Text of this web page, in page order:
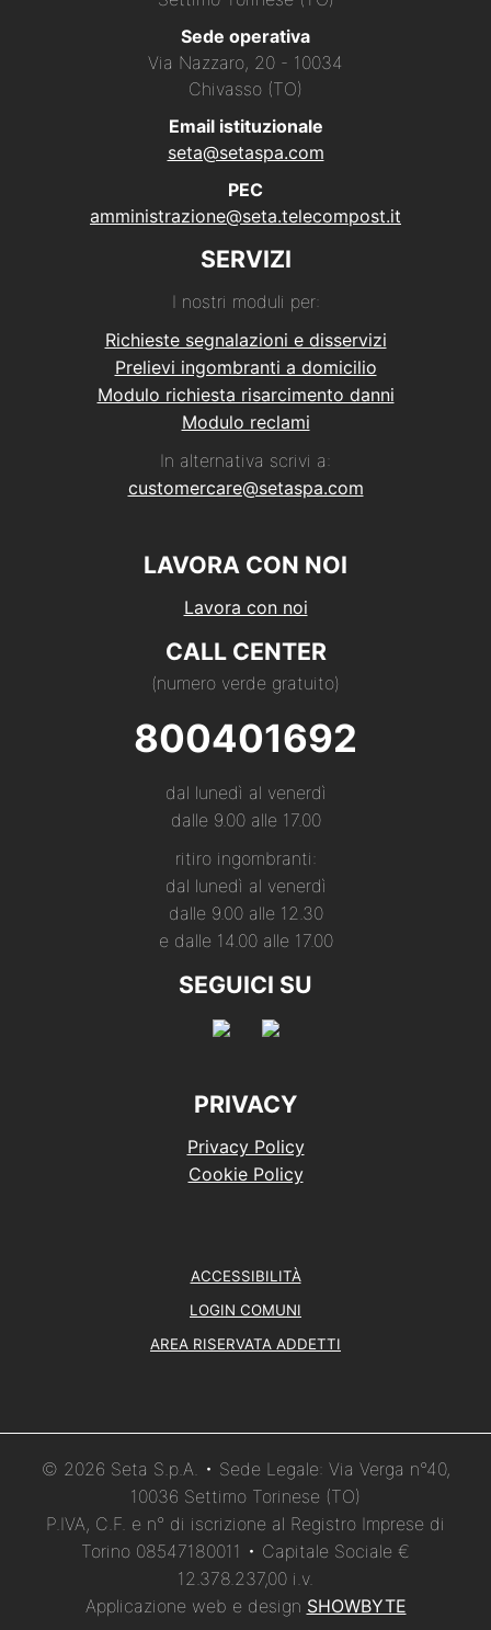
Sede operativa
Via Nazzaro, 20 - 10034
Chivasso (TO)
Email istituzionale
seta@setaspa.com
PEC
amministrazione@seta.telecompost.it
SERVIZI
I nostri moduli per:
Richieste segnalazioni e disservizi
Prelievi ingombranti a domicilio
Modulo richiesta risarcimento danni
Modulo reclami
In alternativa scrivi a:
customercare@setaspa.com
LAVORA CON NOI
Lavora con noi
CALL CENTER
(numero verde gratuito)
800401692
dal lunedì al venerdì
dalle 9.00 alle 17.00
ritiro ingombranti:
dal lunedì al venerdì
dalle 9.00 alle 12.30
e dalle 14.00 alle 17.00
SEGUICI SU
PRIVACY
Privacy Policy
Cookie Policy
ACCESSIBILITÀ
LOGIN COMUNI
AREA RISERVATA ADDETTI
© 2026 Seta S.p.A. • Sede Legale: Via Verga n°40,
10036 Settimo Torinese (TO)
P.IVA, C.F. e n° di iscrizione al Registro Imprese di
Torino 08547180011 • Capitale Sociale €
12.378.237,00 i.v.
Applicazione web e design SHOWBYTE